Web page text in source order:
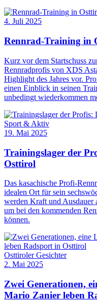
4. Juli 2025
Rennrad-Training in
Kurz vor dem Startschuss
Rennradprofis von XDS
Highlight des Jahres vor.
einen Einblick in seinen
unbedingt wiederkommen
Sport & Aktiv
19. Mai 2025
Trainingslager der
Osttirol
Das kasachische Profi-
idealen Ort für sein
werden Kraft und Ausdauer
um bei den kommenden
können.
Osttiroler Gesichter
2. Mai 2025
Zwei Generationen,
Mario Zanier leben